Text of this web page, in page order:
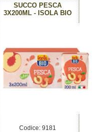
SUCCO PESCA
3X200ML - ISOLA BIO
Codice: 9181